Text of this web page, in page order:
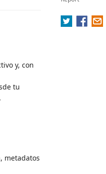
y, con
tu
metadatos